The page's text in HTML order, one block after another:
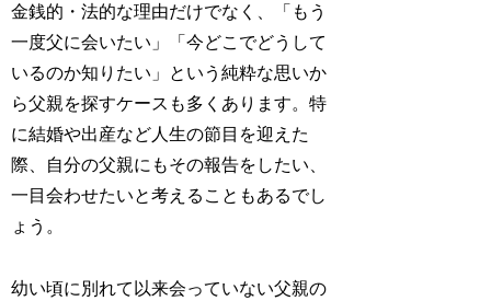
金銭的・法的な理由だけでなく、「もう
一度父に会いたい」「今どこでどうして
いるのか知りたい」という純粋な思いか
ら父親を探すケースも多くあります。特
に結婚や出産など人生の節目を迎えた
際、自分の父親にもその報告をしたい、
一目会わせたいと考えることもあるでし
ょう。
幼い頃に別れて以来会っていない父親の